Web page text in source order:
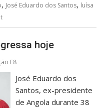
, José Eduardo dos Santos, luísa
hoje
F8
José Eduardo dos
Santos, ex-presidente
de Angola durante 38